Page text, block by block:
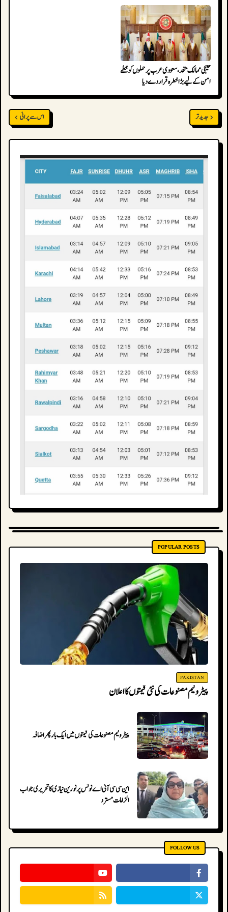
خلیجی ممالک متحد، سعودی عرب پر حملوں کو خطے کے
امن کے لیے بڑا خطرہ قرار دے دیا
جدید تر اس سے پرانی
POPULAR POSTS
PAKISTAN
پیٹرولیم مصنوعات کی نئی قیمتوں کا اعلان
پیٹرولیم مصنوعات کی قیمتوں میں ایک بار پھر اضافہ
این سی سی آئی اے نوٹس پر نورین نیازی کا تحریری جواب جمع،
الزامات مسترد
FOLLOW US